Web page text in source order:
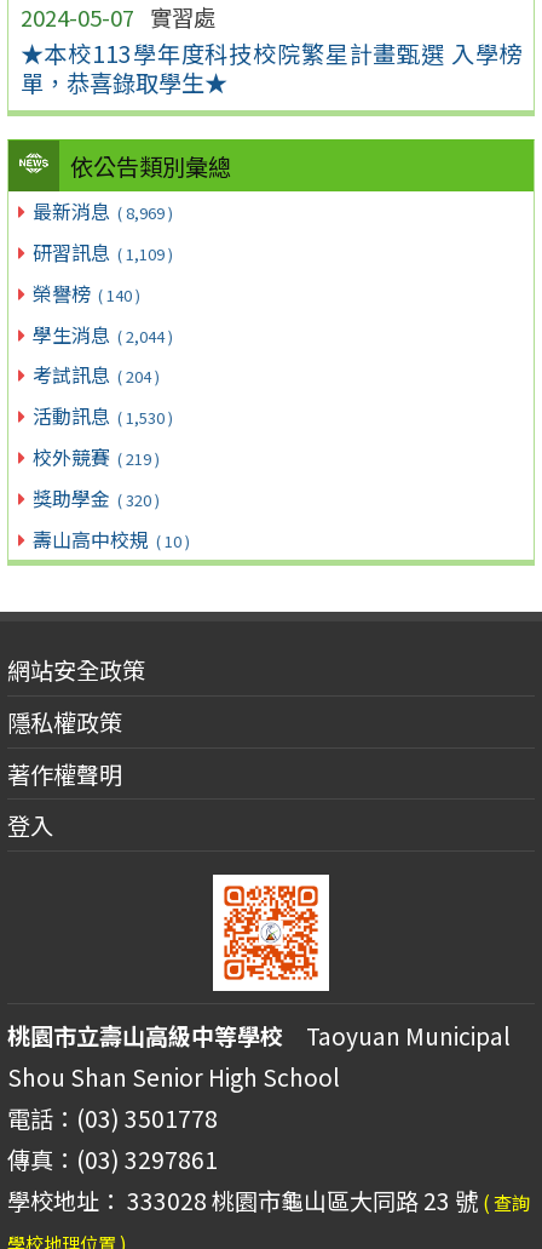
2024-05-07 實習處
★本校113學年度科技校院繁星計畫甄選 入學榜
單，恭喜錄取學生★
依公告類別彙總
最新消息 ( 8,969 )
研習訊息 ( 1,109 )
榮譽榜 ( 140 )
學生消息 ( 2,044 )
考試訊息 ( 204 )
活動訊息 ( 1,530 )
校外競賽 ( 219 )
獎助學金 ( 320 )
壽山高中校規 ( 10 )
網站安全政策
隱私權政策
著作權聲明
登入
桃園市立壽山高級中等學校 Taoyuan Municipal
Shou Shan Senior High School
電話：(03) 3501778
傳真：(03) 3297861
學校地址： 333028 桃園市龜山區大同路 23 號 ( 查詢
學校地理位置 )